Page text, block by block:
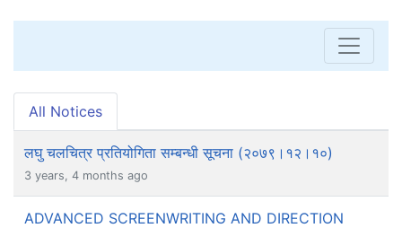
All Notices
लघु चलचित्र प्रतियोगिता सम्बन्धी सूचना (२०७९।१२।१०)
3 years, 4 months ago
ADVANCED SCREENWRITING AND DIRECTION